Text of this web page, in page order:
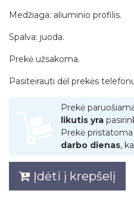
Medžiaga: aliuminio profilis.
Spalva: juoda.
Prekė užsakoma.
Pasiteirauti dėl prekės
Prekė
likutis yra
Prekė
darbo dienas,
Įdėti į krepšelį